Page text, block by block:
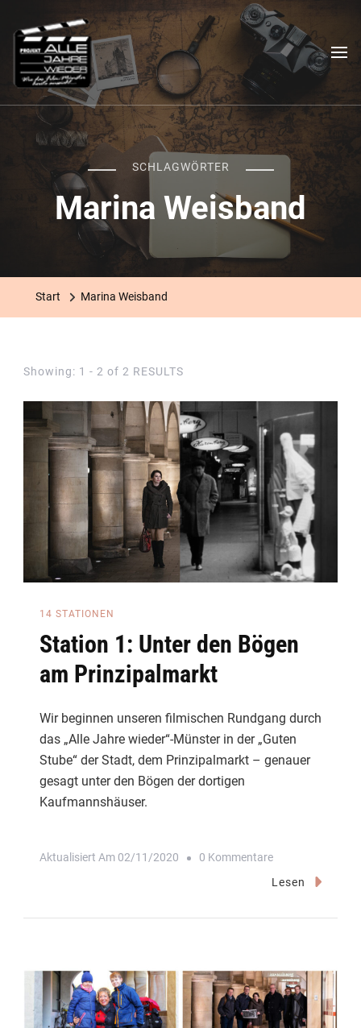
Das "Alle Jahre wieder"-
Projekt
Ein filmischer Stadtrundgang
SCHLAGWÖRTER
Marina Weisband
Start Marina Weisband
Showing: 1 - 2 of 2 RESULTS
14 STATIONEN
Station 1: Unter den Bögen
am Prinzipalmarkt
Wir beginnen unseren filmischen Rundgang durch
das „Alle Jahre wieder“-Münster in der „Guten
Stube“ der Stadt, dem Prinzipalmarkt – genauer
gesagt unter den Bögen der dortigen
Kaufmannshäuser.
Aktualisiert Am 02/11/2020 0 KommentareZu
Station
Bögen
Am
Prinzipalmarkt
Lesen